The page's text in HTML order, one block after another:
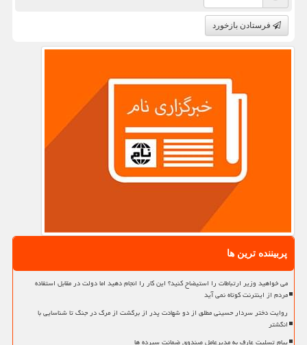
فرستادن بازخورد
پربیننده ترین ها
می خواهید وزیر ارتباطات را استیضاح کنید؟ این کار را انجام دهید اما دولت در مقابل استفاده
مردم از اینترنت کوتاه نمی آید
روایت دختر سردار حسینی مطلق از دو شهادت پدر از برگشت از مرگ در جنگ تا شناسایی با
انگشتر